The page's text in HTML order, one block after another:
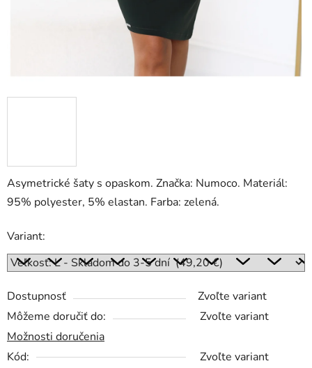
Asymetrické šaty s opaskom. Značka: Numoco. Materiál:
95% polyester, 5% elastan. Farba: zelená.
Variant:
Dostupnosť
Zvoľte variant
Môžeme doručiť do:
Zvoľte variant
Možnosti doručenia
Kód:
Zvoľte variant